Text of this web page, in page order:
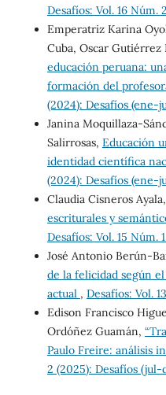
Desafíos: Vol. 16 Núm.
Emperatriz Karina
Cuba, Oscar Gutiérrez
educación peruana:
formación del
(2024): Desafíos (ene-
Janina Moquillaza-
Salirrosas, Educación
identidad científica
(2024): Desafíos (ene-
Claudia Cisneros Ayala,
escriturales y
Desafíos: Vol. 15 Núm.
José Antonio Berún-
de la felicidad según
actual , Desafíos: Vol.
Edison Francisco
Ordóñez Guamán,
Paulo Freire: análisis
2 (2025): Desafíos (jul-